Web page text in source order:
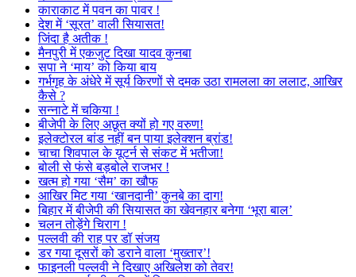
काराकाट में पवन का पावर !
देश में ‘सूरत’ वाली सियासत!
जिंदा है अतीक !
मैनपुरी में एकजुट दिखा यादव कुनबा
सपा ने ‘माय’ को किया बाय
गर्भगृह के अंधेरे में सूर्य किरणों से दमक उठा रामलला का ललाट, आखिर
कैसे ?
सन्नाटे में चकिया !
बीजेपी के लिए अछूत क्यों हो गए वरुण!
इलेक्टोरल बांड नहीं बन पाया इलेक्शन ब्रांड!
चाचा शिवपाल के यूटर्न से संकट में भतीजा!
बोली से फंसे बड़बोले राजभर !
खत्म हो गया ‘सैम’ का खौफ
आखिर मिट गया ‘खानदानी’ कुनबे का दाग!
बिहार में बीजेपी की सियासत का खेवनहार बनेगा ‘भूरा बाल’
चलन तोड़ेंगे चिराग !
पल्लवी की राह पर डॉ संजय
डर गया दूसरों को डराने वाला ‘मुख्तार’!
फाइनली पल्लवी ने दिखाए अखिलेश को तेवर!